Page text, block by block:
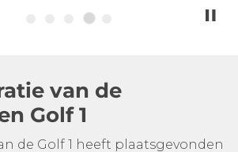
van de
Golf 1
de Golf 1 heeft plaatsgevonden